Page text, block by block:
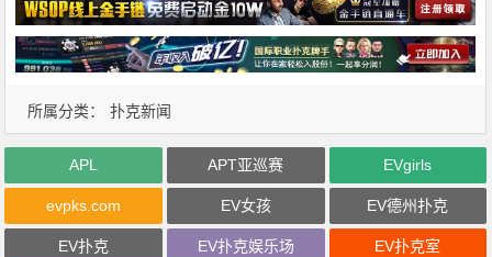
所属分类： 扑克新闻
APL APT亚巡赛 EVgirls
evpks.com EV女孩 EV德州扑克
EV扑克 EV扑克娱乐场 EV扑克室